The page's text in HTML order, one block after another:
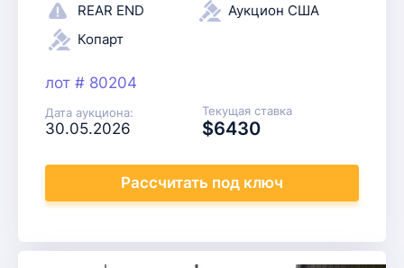
REAR END
Аукцион США
Копарт
лот # 80204
Дата аукциона:
30.05.2026
Текущая ставка
$6430
Рассчитать под ключ